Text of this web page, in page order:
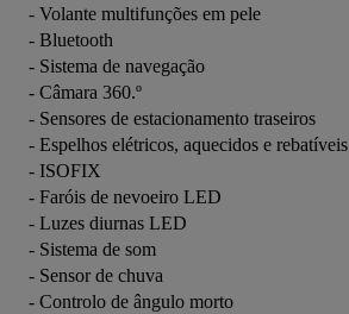
- Volante multifunções em pele
- Bluetooth
- Sistema de navegação
- Câmara 360.º
- Sensores de estacionamento traseiros
- Espelhos elétricos, aquecidos e rebatíveis
- ISOFIX
- Faróis de nevoeiro LED
- Luzes diurnas LED
- Sistema de som
- Sensor de chuva
- Controlo de ângulo morto